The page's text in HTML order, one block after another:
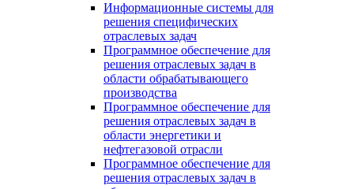
Информационные системы для
решения специфических
отраслевых задач
Программное обеспечение для
решения отраслевых задач в
области обрабатывающего
производства
Программное обеспечение для
решения отраслевых задач в
области энергетики и
нефтегазовой отрасли
Программное обеспечение для
решения отраслевых задач в